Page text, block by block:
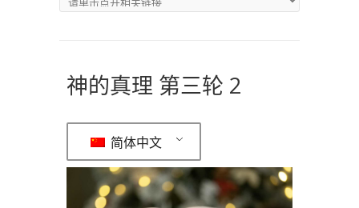
神的真理 第三轮 2
简体中文